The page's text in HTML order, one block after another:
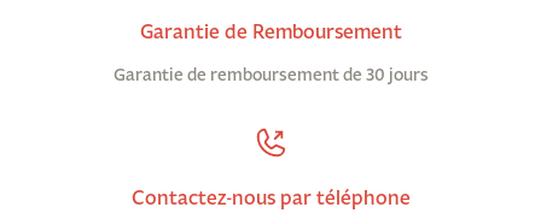
Garantie de Remboursement
Garantie de remboursement de 30 jours
Contactez-nous par téléphone